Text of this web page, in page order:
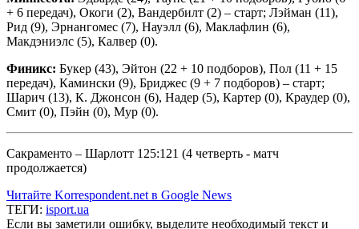
+ 6 передач), Окоги (2), Вандербилт (2) – старт; Лэйман (11),
Рид (9), Эрнангомес (7), Науэлл (6), Маклафлин (6),
Макдэниэлс (5), Калвер (0).
Финикс: Букер (43), Эйтон (22 + 10 подборов), Пол (11 + 15
передач), Камински (9), Бриджес (9 + 7 подборов) – старт;
Шарич (13), К. Джонсон (6), Надер (5), Картер (0), Краудер (0),
Смит (0), Пэйн (0), Мур (0).
Сакраменто – Шарлотт 125:121 (4 четверть - матч
продолжается)
Читайте Korrespondent.net в Google News
ТЕГИ: isport.ua
Если вы заметили ошибку, выделите необходимый текст и